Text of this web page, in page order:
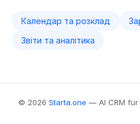
Календар та розклад
Звіти та аналітика
© 2026 Starta.one — AI CRM für